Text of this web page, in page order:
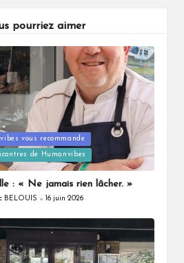
pourriez aimer
vous recommande
de Humanvibes
: « Ne jamais rien lâcher. »
BELOUIS 16 juin 2026